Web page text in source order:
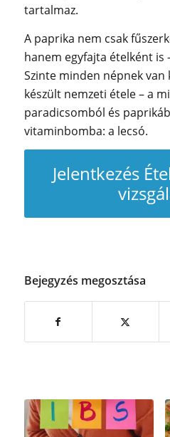
tartalmaz.
A paprika nem csak
hanem egyfajta ételként is
Szinte minden népnek
készült nemzeti étele – a
paradicsomból és
vitaminbomba: a lecsó.
Jelentkezés
Bejegyzés megosztása